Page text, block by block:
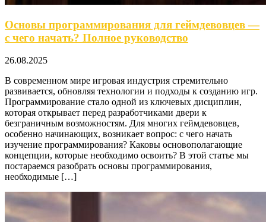
Основы программирования для геймдевовцев —
с чего начать? Полное руководство
26.08.2025
В современном мире игровая индустрия стремительно
развивается, обновляя технологии и подходы к созданию игр.
Программирование стало одной из ключевых дисциплин,
которая открывает перед разработчиками двери к
безграничным возможностям. Для многих геймдевовцев,
особенно начинающих, возникает вопрос: с чего начать
изучение программирования? Каковы основополагающие
концепции, которые необходимо освоить? В этой статье мы
постараемся разобрать основы программирования,
необходимые […]